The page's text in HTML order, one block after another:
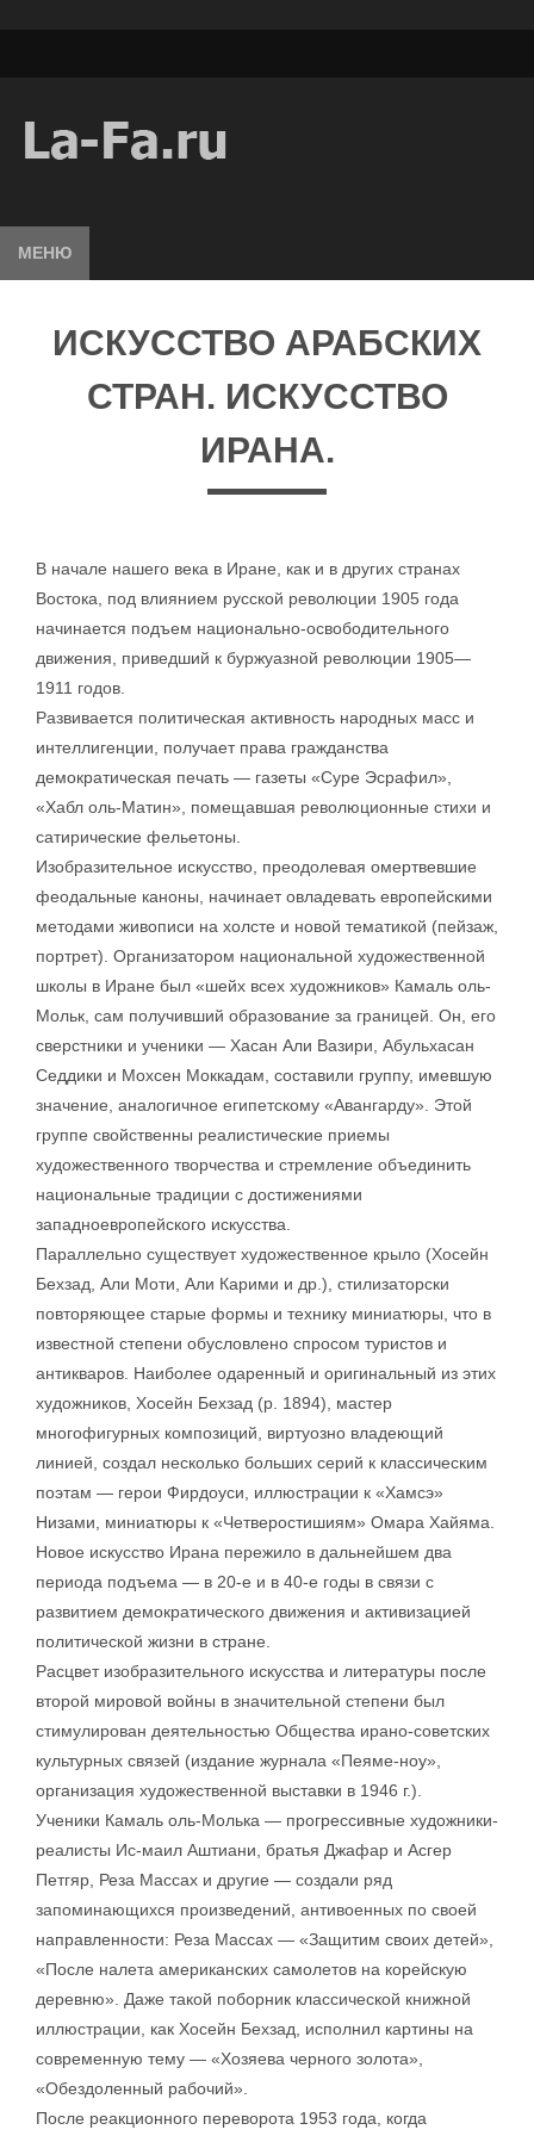
МЕНЮ
ИСКУССТВО АРАБСКИХ
СТРАН. ИСКУССТВО
ИРАНА.
В начале нашего века в Иране, как и в других странах
Востока, под влиянием русской революции 1905 года
начинается подъем национально-освободительного
движения, приведший к буржуазной революции 1905—
1911 годов.
Развивается политическая активность народных масс и
интеллигенции, получает права гражданства
демократическая печать — газеты «Суре Эсрафил»,
«Хабл оль-Матин», помещавшая революционные стихи и
сатирические фельетоны.
Изобразительное искусство, преодолевая омертвевшие
феодальные каноны, начинает овладевать европейскими
методами живописи на холсте и новой тематикой (пейзаж,
портрет). Организатором национальной художественной
школы в Иране был «шейх всех художников» Камаль оль-
Мольк, сам получивший образование за границей. Он, его
сверстники и ученики — Хасан Али Вазири, Абульхасан
Седдики и Мохсен Моккадам, составили группу, имевшую
значение, аналогичное египетскому «Авангарду». Этой
группе свойственны реалистические приемы
художественного творчества и стремление объединить
национальные традиции с достижениями
западноевропейского искусства.
Параллельно существует художественное крыло (Хосейн
Бехзад, Али Моти, Али Карими и др.), стилизаторски
повторяющее старые формы и технику миниатюры, что в
известной степени обусловлено спросом туристов и
антикваров. Наиболее одаренный и оригинальный из этих
художников, Хосейн Бехзад (р. 1894), мастер
многофигурных композиций, виртуозно владеющий
линией, создал несколько больших серий к классическим
поэтам — герои Фирдоуси, иллюстрации к «Хамсэ»
Низами, миниатюры к «Четверостишиям» Омара Хайяма.
Новое искусство Ирана пережило в дальнейшем два
периода подъема — в 20-е и в 40-е годы в связи с
развитием демократического движения и активизацией
политической жизни в стране.
Расцвет изобразительного искусства и литературы после
второй мировой войны в значительной степени был
стимулирован деятельностью Общества ирано-советских
культурных связей (издание журнала «Пеяме-ноу»,
организация художественной выставки в 1946 г.).
Ученики Камаль оль-Молька — прогрессивные художники-
реалисты Ис-маил Аштиани, братья Джафар и Асгер
Петгяр, Реза Массах и другие — создали ряд
запоминающихся произведений, антивоенных по своей
направленности: Реза Массах — «Защитим своих детей»,
«После налета американских самолетов на корейскую
деревню». Даже такой поборник классической книжной
иллюстрации, как Хосейн Бехзад, исполнил картины на
современную тему — «Хозяева черного золота»,
«Обездоленный рабочий».
После реакционного переворота 1953 года, когда